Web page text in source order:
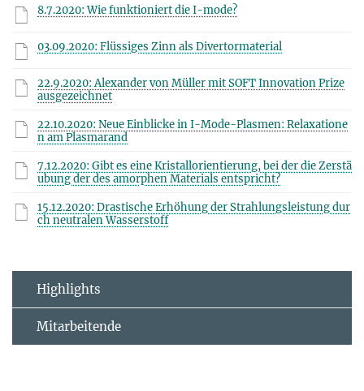
8.7.2020: Wie funktioniert die I-mode?
03.09.2020: Flüssiges Zinn als Divertormaterial
22.9.2020: Alexander von Müller mit SOFT Innovation Prize
ausgezeichnet
22.10.2020: Neue Einblicke in I-Mode-Plasmen: Relaxatione
n am Plasmarand
7.12.2020: Gibt es eine Kristallorientierung, bei der die Zerstä
ubung der des amorphen Materials entspricht?
15.12.2020: Drastische Erhöhung der Strahlungsleistung dur
ch neutralen Wasserstoff
Highlights
Mitarbeitende